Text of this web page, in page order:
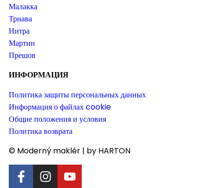
Малакка
Трнава
Нитра
Мартин
Прешов
ИНФОРМАЦИЯ
Политика защиты персональных данных
Информация о файлах cookie
Общие положения и условия
Политика возврата
© Moderný maklér | by HARTON